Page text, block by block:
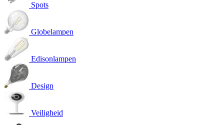
Spots
Globelampen
Edisonlampen
Design
Veiligheid